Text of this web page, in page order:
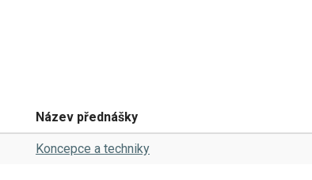
Název přednášky
Koncepce a techniky